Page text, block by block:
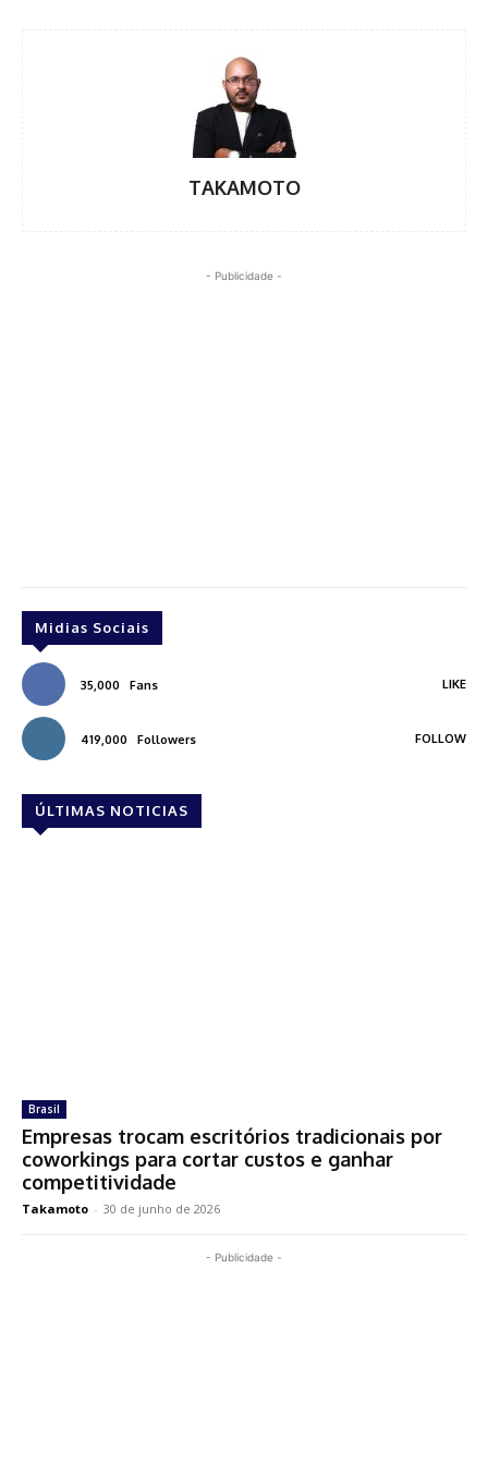
TAKAMOTO
- Publicidade -
Midias Sociais
35,000 Fans LIKE
419,000 Followers FOLLOW
ÚLTIMAS NOTICIAS
Brasil
Empresas trocam escritórios tradicionais por
coworkings para cortar custos e ganhar
competitividade
Takamoto - 30 de junho de 2026
- Publicidade -